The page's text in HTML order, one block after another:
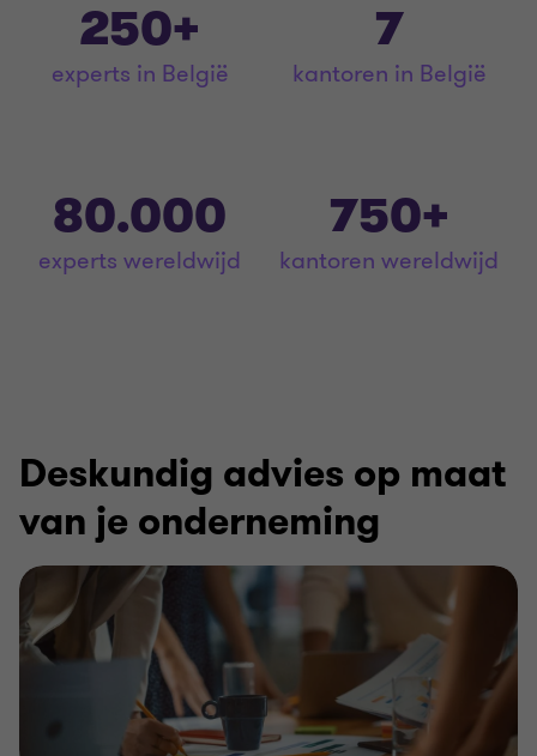
250+
experts in België
7
kantoren in België
80.000
experts wereldwijd
750+
kantoren wereldwijd
Deskundig advies op maat
van je onderneming